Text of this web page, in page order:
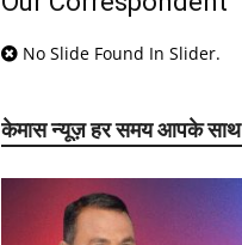
No Slide Found In Slider.
केमास न्यूज़ हर समय आपके साथ